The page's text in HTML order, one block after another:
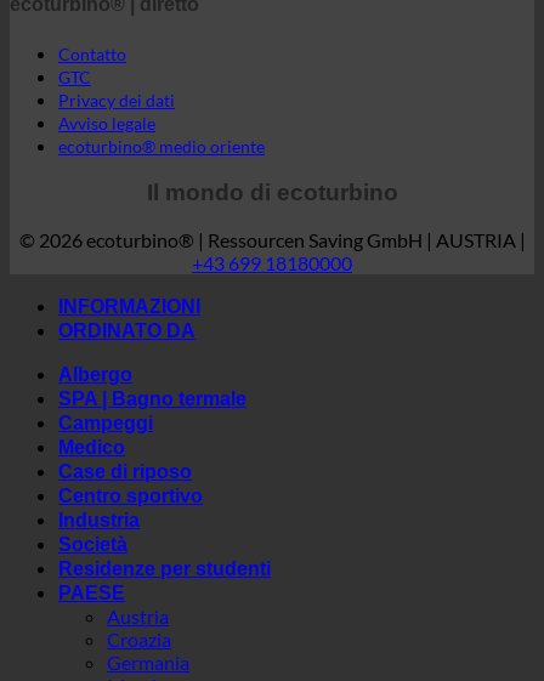
ecoturbino® | diretto
Contatto
GTC
Privacy dei dati
Avviso legale
ecoturbino® medio oriente
Il mondo di ecoturbino
© 2026 ecoturbino® | Ressourcen Saving GmbH | AUSTRIA |
+43 699 18180000
INFORMAZIONI
ORDINATO DA
Albergo
SPA | Bagno termale
Campeggi
Medico
Case di riposo
Centro sportivo
Industria
Società
Residenze per studenti
PAESE
Austria
Croazia
Germania